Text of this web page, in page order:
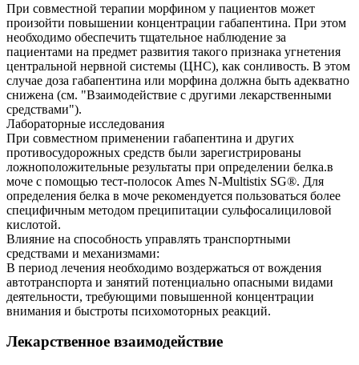
При совместной терапии морфином у пациентов может
произойти повышении концентрации габапентина. При этом
необходимо обеспечить тщательное наблюдение за
пациентами на предмет развития такого признака угнетения
центральной нервной системы (ЦНС), как сонливость. В этом
случае доза габапентина или морфина должна быть адекватно
снижена (см. "Взаимодействие с другими лекарственными
средствами").
Лабораторные исследования
При совместном применении габапентина и других
противосудорожных средств были зарегистрированы
ложноположительные результаты при определении белка.в
моче с помощью тест-полосок Ames N-Multistix SG®. Для
определения белка в моче рекомендуется пользоваться более
специфичным методом преципитации сульфосалициловой
кислотой.
Влияние на способность управлять транспортными
средствами и механизмами:
В период лечения необходимо воздержаться от вождения
автотранспорта и занятий потенциально опасными видами
деятельности, требующими повышенной концентрации
внимания и быстроты психомоторных реакций.
Лекарственное взаимодействие